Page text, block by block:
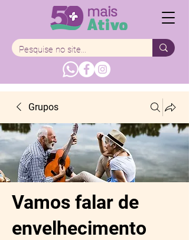
Grupos
Vamos falar de
envelhecimento